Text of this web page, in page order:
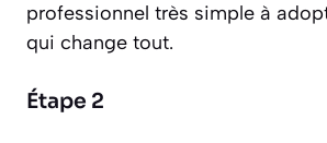
professionnel très simple à
qui change tout.
Étape 2